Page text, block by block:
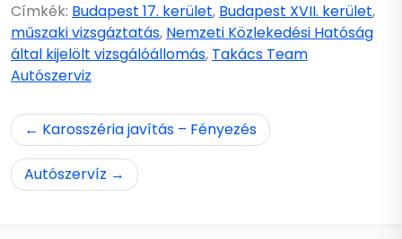
Címkék: Budapest 17. kerület, Budapest XVII. kerület,
műszaki vizsgáztatás, Nemzeti Közlekedési Hatóság
által kijelölt vizsgálóállomás, Takács Team
Autószerviz
Bejegyzés
navigáció
Karosszéria javítás – Fényezés
Autószervíz